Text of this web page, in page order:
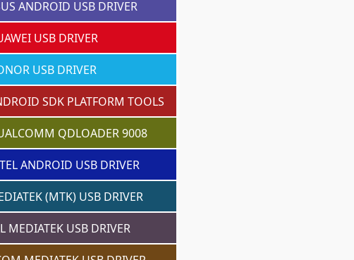
ANDROID USB DRIVER
USB DRIVER
USB DRIVER
SDK PLATFORM TOOLS
QDLOADER 9008
ANDROID USB DRIVER
(MTK) USB DRIVER
MEDIATEK USB DRIVER